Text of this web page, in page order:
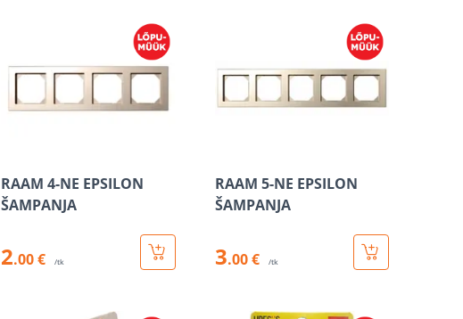
RAAM 4-NE EPSILON
ŠAMPANJA
2.00 € /tk
RAAM 5-NE EPSILON
ŠAMPANJA
3.00 € /tk